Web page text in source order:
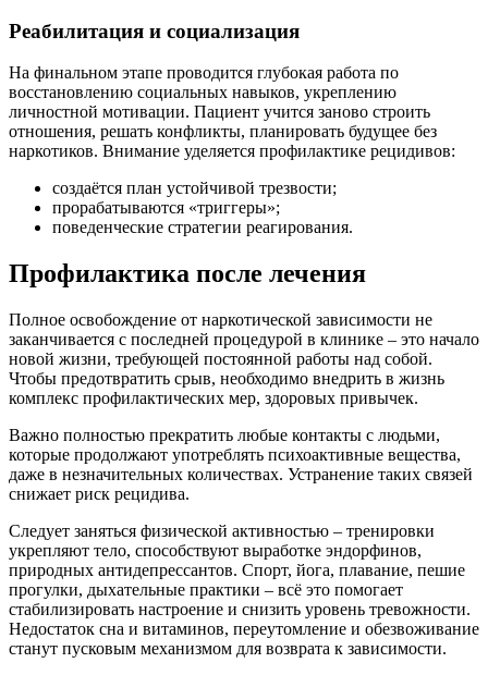
Реабилитация и социализация
На финальном этапе проводится глубокая работа по
восстановлению социальных навыков, укреплению
личностной мотивации. Пациент учится заново строить
отношения, решать конфликты, планировать будущее без
наркотиков. Внимание уделяется профилактике рецидивов:
создаётся план устойчивой трезвости;
прорабатываются «триггеры»;
поведенческие стратегии реагирования.
Профилактика после лечения
Полное освобождение от наркотической зависимости не
заканчивается с последней процедурой в клинике – это начало
новой жизни, требующей постоянной работы над собой.
Чтобы предотвратить срыв, необходимо внедрить в жизнь
комплекс профилактических мер, здоровых привычек.
Важно полностью прекратить любые контакты с людьми,
которые продолжают употреблять психоактивные вещества,
даже в незначительных количествах. Устранение таких связей
снижает риск рецидива.
Следует заняться физической активностью – тренировки
укрепляют тело, способствуют выработке эндорфинов,
природных антидепрессантов. Спорт, йога, плавание, пешие
прогулки, дыхательные практики – всё это помогает
стабилизировать настроение и снизить уровень тревожности.
Недостаток сна и витаминов, переутомление и обезвоживание
станут пусковым механизмом для возврата к зависимости.